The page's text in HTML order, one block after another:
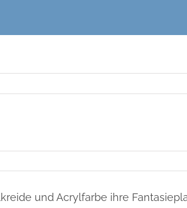
und Acrylfarbe ihre